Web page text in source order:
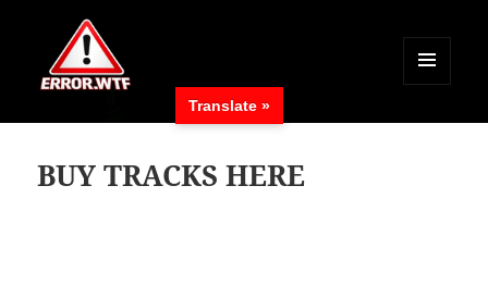
MENÜ
WIDGETS
BUY TRACKS HERE
Translate »